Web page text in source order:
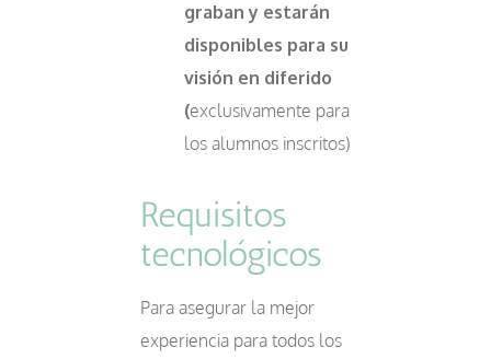
graban y estarán
disponibles para su
visión en diferido
(exclusivamente para
los alumnos inscritos)
Requisitos
tecnológicos
Para asegurar la mejor
experiencia para todos los